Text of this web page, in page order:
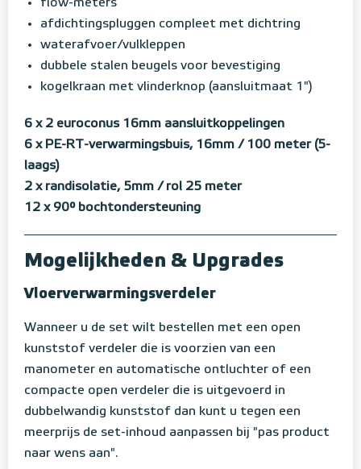
flow-meters
afdichtingspluggen compleet met dichtring
waterafvoer/vulkleppen
dubbele stalen beugels voor bevestiging
kogelkraan met vlinderknop (aansluitmaat 1")
6 x 2 euroconus 16mm aansluitkoppelingen
6 x PE-RT-verwarmingsbuis, 16mm / 100 meter (5-
laags)
2 x randisolatie, 5mm / rol 25 meter
12 x 90° bochtondersteuning
Mogelijkheden & Upgrades
Vloerverwarmingsverdeler
Wanneer u de set wilt bestellen met een open
kunststof verdeler die is voorzien van een
manometer en automatische ontluchter of een
compacte open verdeler die is uitgevoerd in
dubbelwandig kunststof dan kunt u tegen een
meerprijs de set-inhoud aanpassen bij "pas product
naar wens aan".